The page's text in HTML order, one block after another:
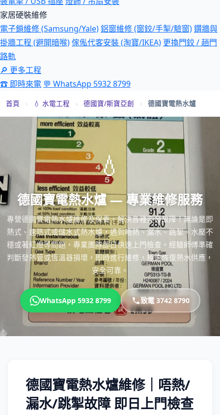
家居硬裝維修
電子鎖維修 (Samsung/Yale)鋁窗維修 (窗鉸/手掣/驗窗)鑽牆與
掛牆工程 (避開暗喉)傢俬代客安裝 (淘寶/IKEA) 更換門鉸 / 趟門
路軌
🔎 更多工程
☎ 即時來電 💬 WhatsApp 5932 8799
首頁 › 💧 水電工程 › 德國寶/斯寶亞創 › 德國寶電熱水爐
💧
德國寶電熱水爐 — 專業維修服務
專營德國寶電熱水爐維修及保養，解決各種突發故障！無論是即
熱式、速熱式或儲水式熱水爐，遇到唔熱、漏水、跳掣、水壓不
穩或著紅燈等問題，專業團隊即日快速上門檢查。經驗師傅準確
判斷發熱管或恆溫器損壞，即時進行維修，極速恢復熱水供應，
安全可靠。
WhatsApp 5932 8799 致電 3742 8790
德國寶電熱水爐維修｜唔熱/
漏水/跳掣故障 即日上門檢查